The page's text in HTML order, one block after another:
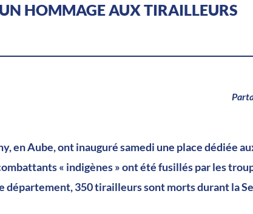
HOMMAGE AUX TIRAILLEURS
en Aube, ont inauguré samedi une place dédiée
« indigènes » ont été fusillés par les
département, 350 tirailleurs sont morts durant la